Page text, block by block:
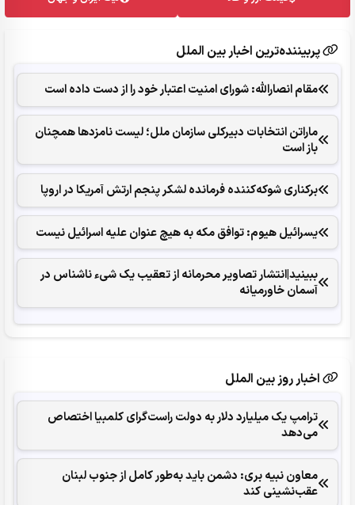
پربیننده‌ترین اخبار بین الملل
مقام انصارالله: شورای امنیت اعتبار خود را از دست داده است
ماراتن انتخابات دبیرکلی سازمان ملل؛ لیست نامزدها همچنان
باز است
برکناری شوکه‌کننده فرمانده لشکر پنجم ارتش آمریکا در اروپا
یسرائیل هیوم: توافق مکه به هیچ عنوان علیه اسرائیل نیست
ببینید|انتشار تصاویر محرمانه از تعقیب یک شیء ناشناس در
آسمان خاورمیانه
اخبار روز بین الملل
ترامپ یک میلیارد دلار به دولت راست‌گرای کلمبیا اختصاص
می‌دهد
معاون نبیه بری: دشمن باید به‌طور کامل از جنوب لبنان
عقب‌نشینی کند